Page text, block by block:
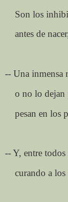
Son los
antes de
-- Una inmensa
o no lo dejan
pesan en los
-- Y, entre
curando a los